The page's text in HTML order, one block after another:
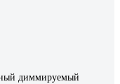
диммируемый